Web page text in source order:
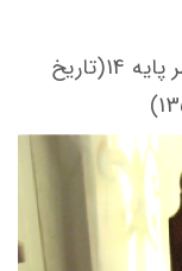
اندازه: بلند 30 ، قطر دهانه 14، قطر پایه 14(تاریخ